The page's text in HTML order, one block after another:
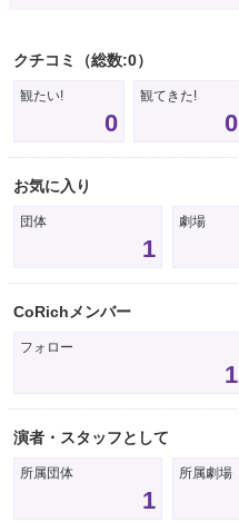
クチコミ （総数:0）
観たい!
0
観てきた!
0
お気に入り
団体
1
劇場
CoRichメンバー
フォロー
1
演者・スタッフとして
所属団体
1
所属劇場